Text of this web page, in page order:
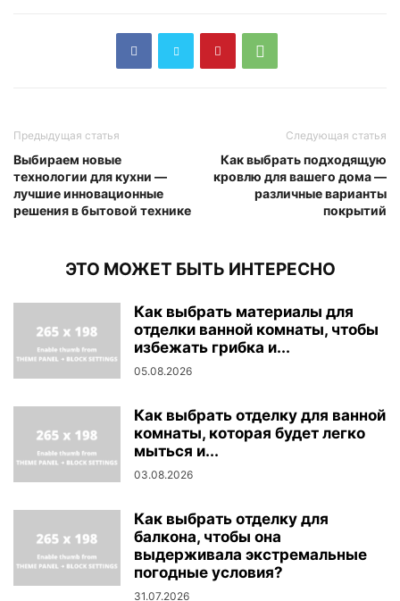
Предыдущая статья
Выбираем новые
технологии для кухни —
лучшие инновационные
решения в бытовой технике
Следующая статья
Как выбрать подходящую
кровлю для вашего дома —
различные варианты
покрытий
ЭТО МОЖЕТ БЫТЬ ИНТЕРЕСНО
Как выбрать материалы для
отделки ванной комнаты, чтобы
избежать грибка и...
05.08.2026
Как выбрать отделку для ванной
комнаты, которая будет легко
мыться и...
03.08.2026
Как выбрать отделку для
балкона, чтобы она
выдерживала экстремальные
погодные условия?
31.07.2026